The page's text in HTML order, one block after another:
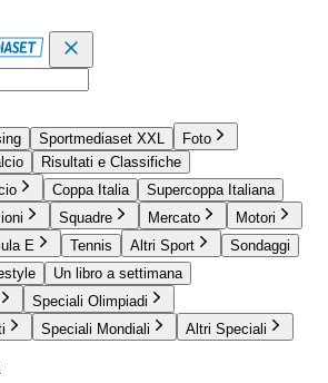
Sportmediaset XXL
Foto
Risultati e Classifiche
Coppa Italia
Supercoppa Italiana
Squadre Mercato
Motori
E Tennis Altri Sport
Sondaggi
Un libro a settimana
Speciali Olimpiadi
Speciali Mondiali Altri Speciali